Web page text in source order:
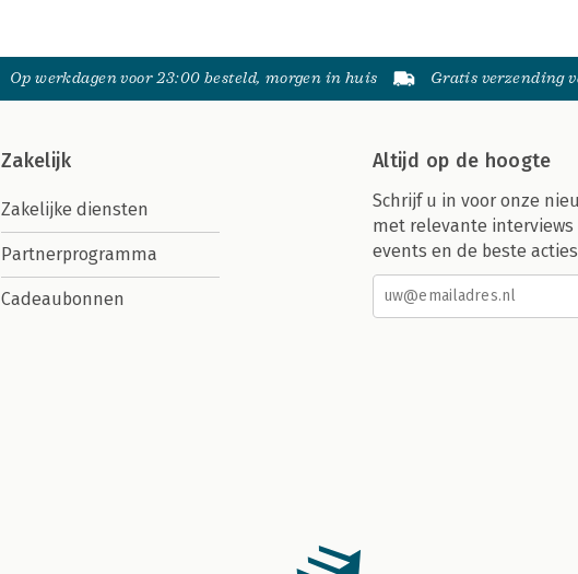
Op werkdagen voor 23:00 besteld, morgen in huis Gratis verzending
Zakelijk
Zakelijke diensten
Partnerprogramma
Cadeaubonnen
Altijd op de hoogte
Schrijf u in voor onze
met relevante
events en de beste